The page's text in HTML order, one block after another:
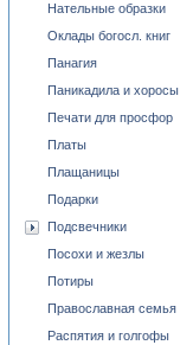
Нательные образки
Оклады богосл. книг
Панагия
Паникадила и хоросы
Печати для просфор
Платы
Плащаницы
Подарки
Подсвечники
Посохи и жезлы
Потиры
Православная семья
Распятия и голгофы